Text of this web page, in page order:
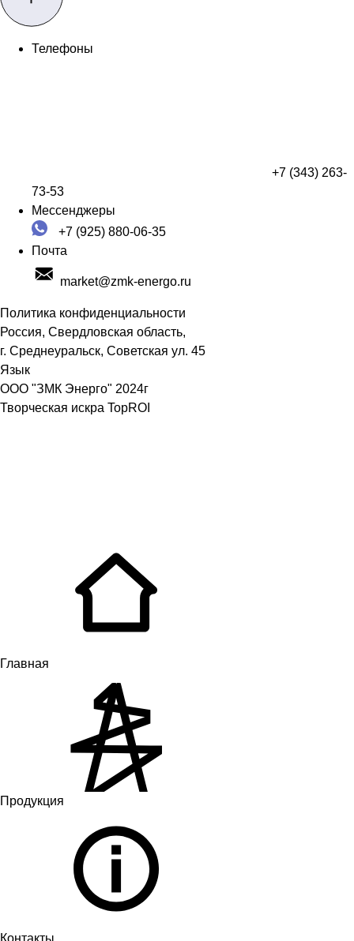
Телефоны
+7 (343) 263-
73-53
Мессенджеры
+7 (925) 880-06-35
Почта
market@zmk-energo.ru
Политика конфиденциальности
Россия, Свердловская область,
г. Среднеуральск, Советская ул. 45
Язык
ООО "ЗМК Энерго" 2024г
Творческая искра TopROI
Главная
Продукция
Контакты